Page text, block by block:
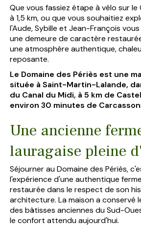
Que vous fassiez étape à vélo sur le
à 1,5 km, ou que vous souhaitiez
l'Aude, Sybille et Jean-François
une demeure de caractère
une atmosphère authentique,
reposante.
Le Domaine des Périès est une
située à Saint-Martin-Lalande,
du Canal du Midi, à 5 km de
environ 30 minutes de
Une ancienne
lauragaise pleine
Séjourner au Domaine des Périès,
l'expérience d'une authentique
restaurée dans le respect de son
architecture. La maison a conservé
des bâtisses anciennes du Sud-
le confort attendu aujourd'hui.